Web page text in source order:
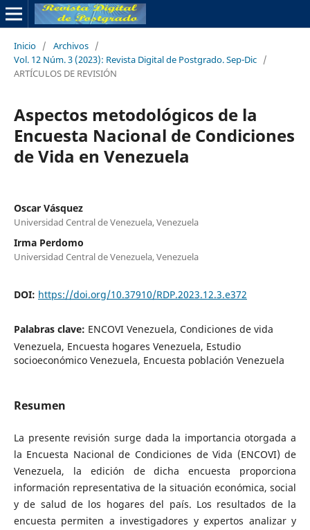
Inicio / Archivos /
Vol. 12 Núm. 3 (2023): Revista Digital de Postgrado. Sep-Dic /
ARTÍCULOS DE REVISIÓN
Aspectos metodológicos de la
Encuesta Nacional de Condiciones
de Vida en Venezuela
Oscar Vásquez
Universidad Central de Venezuela, Venezuela
Irma Perdomo
Universidad Central de Venezuela, Venezuela
DOI: https://doi.org/10.37910/RDP.2023.12.3.e372
Palabras clave: ENCOVI Venezuela, Condiciones de vida
Venezuela, Encuesta hogares Venezuela, Estudio
socioeconómico Venezuela, Encuesta población Venezuela
Resumen
La presente revisión surge dada la importancia otorgada a
la Encuesta Nacional de Condiciones de Vida (ENCOVI) de
Venezuela, la edición de dicha encuesta proporciona
información representativa de la situación económica, social
y de salud de los hogares del país. Los resultados de la
encuesta permiten a investigadores y expertos analizar y